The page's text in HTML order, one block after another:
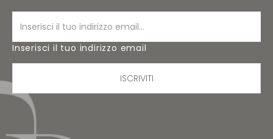
Inserisci il tuo indirizzo email
ISCRIVITI